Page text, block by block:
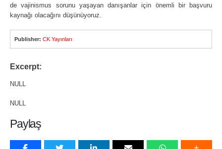
de vajinismus sorunu yaşayan danışanlar için önemli bir başvuru
kaynağı olacağını düşünüyoruz.
Publisher: CK Yayınları
Excerpt:
NULL
NULL
Paylaş